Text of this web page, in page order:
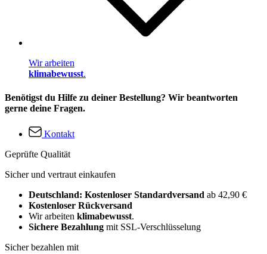
Wir arbeiten
klimabewusst.
Benötigst du Hilfe zu deiner Bestellung? Wir beantworten
gerne deine Fragen.
Kontakt
Geprüfte Qualität
Sicher und vertraut einkaufen
Deutschland: Kostenloser Standardversand ab 42,90 €
Kostenloser Rückversand
Wir arbeiten klimabewusst.
Sichere Bezahlung mit SSL-Verschlüsselung
Sicher bezahlen mit